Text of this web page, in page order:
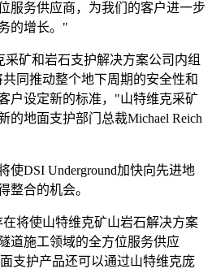
服务供应商，为我们的客户进一步
的增长。"
矿和岩石支护解决方案公司内组
同推动整个地下周期的安全性和
户设定新的标准，"山特维克采矿
的地面支护部门总裁Michael Reich
使DSI Underground加快向先进地
整合的机会。
将使山特维克矿山岩石解决方案
道施工领域的全方位服务供应
支护产品还可以通过山特维克庞